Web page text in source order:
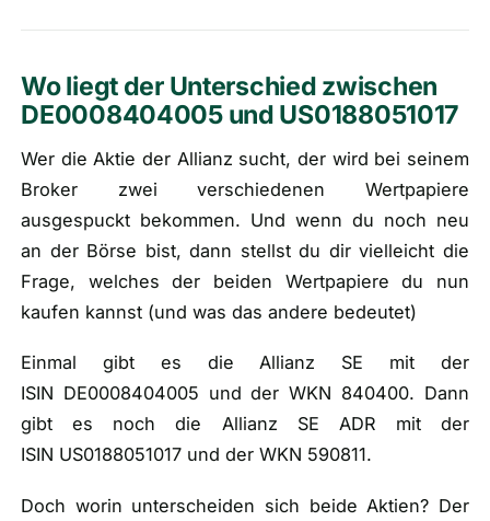
Wo liegt der Unterschied zwischen
DE0008404005 und US0188051017
Wer die Aktie der Allianz sucht, der wird bei seinem
Broker zwei verschiedenen Wertpapiere
ausgespuckt bekommen. Und wenn du noch neu
an der Börse bist, dann stellst du dir vielleicht die
Frage, welches der beiden Wertpapiere du nun
kaufen kannst (und was das andere bedeutet)
Einmal gibt es die Allianz SE mit der
ISIN DE0008404005 und der WKN 840400. Dann
gibt es noch die Allianz SE ADR mit der
ISIN US0188051017 und der WKN 590811.
Doch worin unterscheiden sich beide Aktien? Der